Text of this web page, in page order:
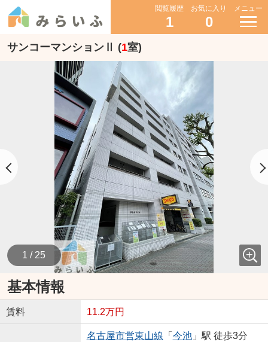
閲覧履歴
1
お気に入り
0
メニュー
サンコーマンションⅡ (1室)
1 / 25
基本情報
賃料 11.2万円
名古屋市営東山線 「 今池」駅 徒歩3分